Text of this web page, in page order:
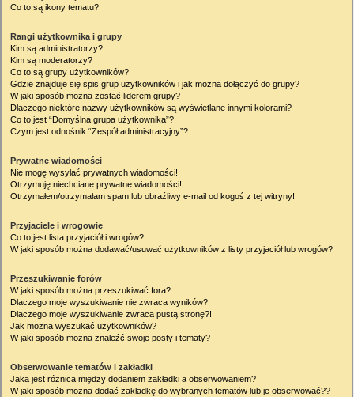
Co to są ikony tematu?
Rangi użytkownika i grupy
Kim są administratorzy?
Kim są moderatorzy?
Co to są grupy użytkowników?
Gdzie znajduje się spis grup użytkowników i jak można dołączyć do grupy?
W jaki sposób można zostać liderem grupy?
Dlaczego niektóre nazwy użytkowników są wyświetlane innymi kolorami?
Co to jest “Domyślna grupa użytkownika”?
Czym jest odnośnik “Zespół administracyjny”?
Prywatne wiadomości
Nie mogę wysyłać prywatnych wiadomości!
Otrzymuję niechciane prywatne wiadomości!
Otrzymałem/otrzymałam spam lub obraźliwy e-mail od kogoś z tej witryny!
Przyjaciele i wrogowie
Co to jest lista przyjaciół i wrogów?
W jaki sposób można dodawać/usuwać użytkowników z listy przyjaciół lub wrogów?
Przeszukiwanie forów
W jaki sposób można przeszukiwać fora?
Dlaczego moje wyszukiwanie nie zwraca wyników?
Dlaczego moje wyszukiwanie zwraca pustą stronę?!
Jak można wyszukać użytkowników?
W jaki sposób można znaleźć swoje posty i tematy?
Obserwowanie tematów i zakładki
Jaka jest różnica między dodaniem zakładki a obserwowaniem?
W jaki sposób można dodać zakładkę do wybranych tematów lub je obserwować??